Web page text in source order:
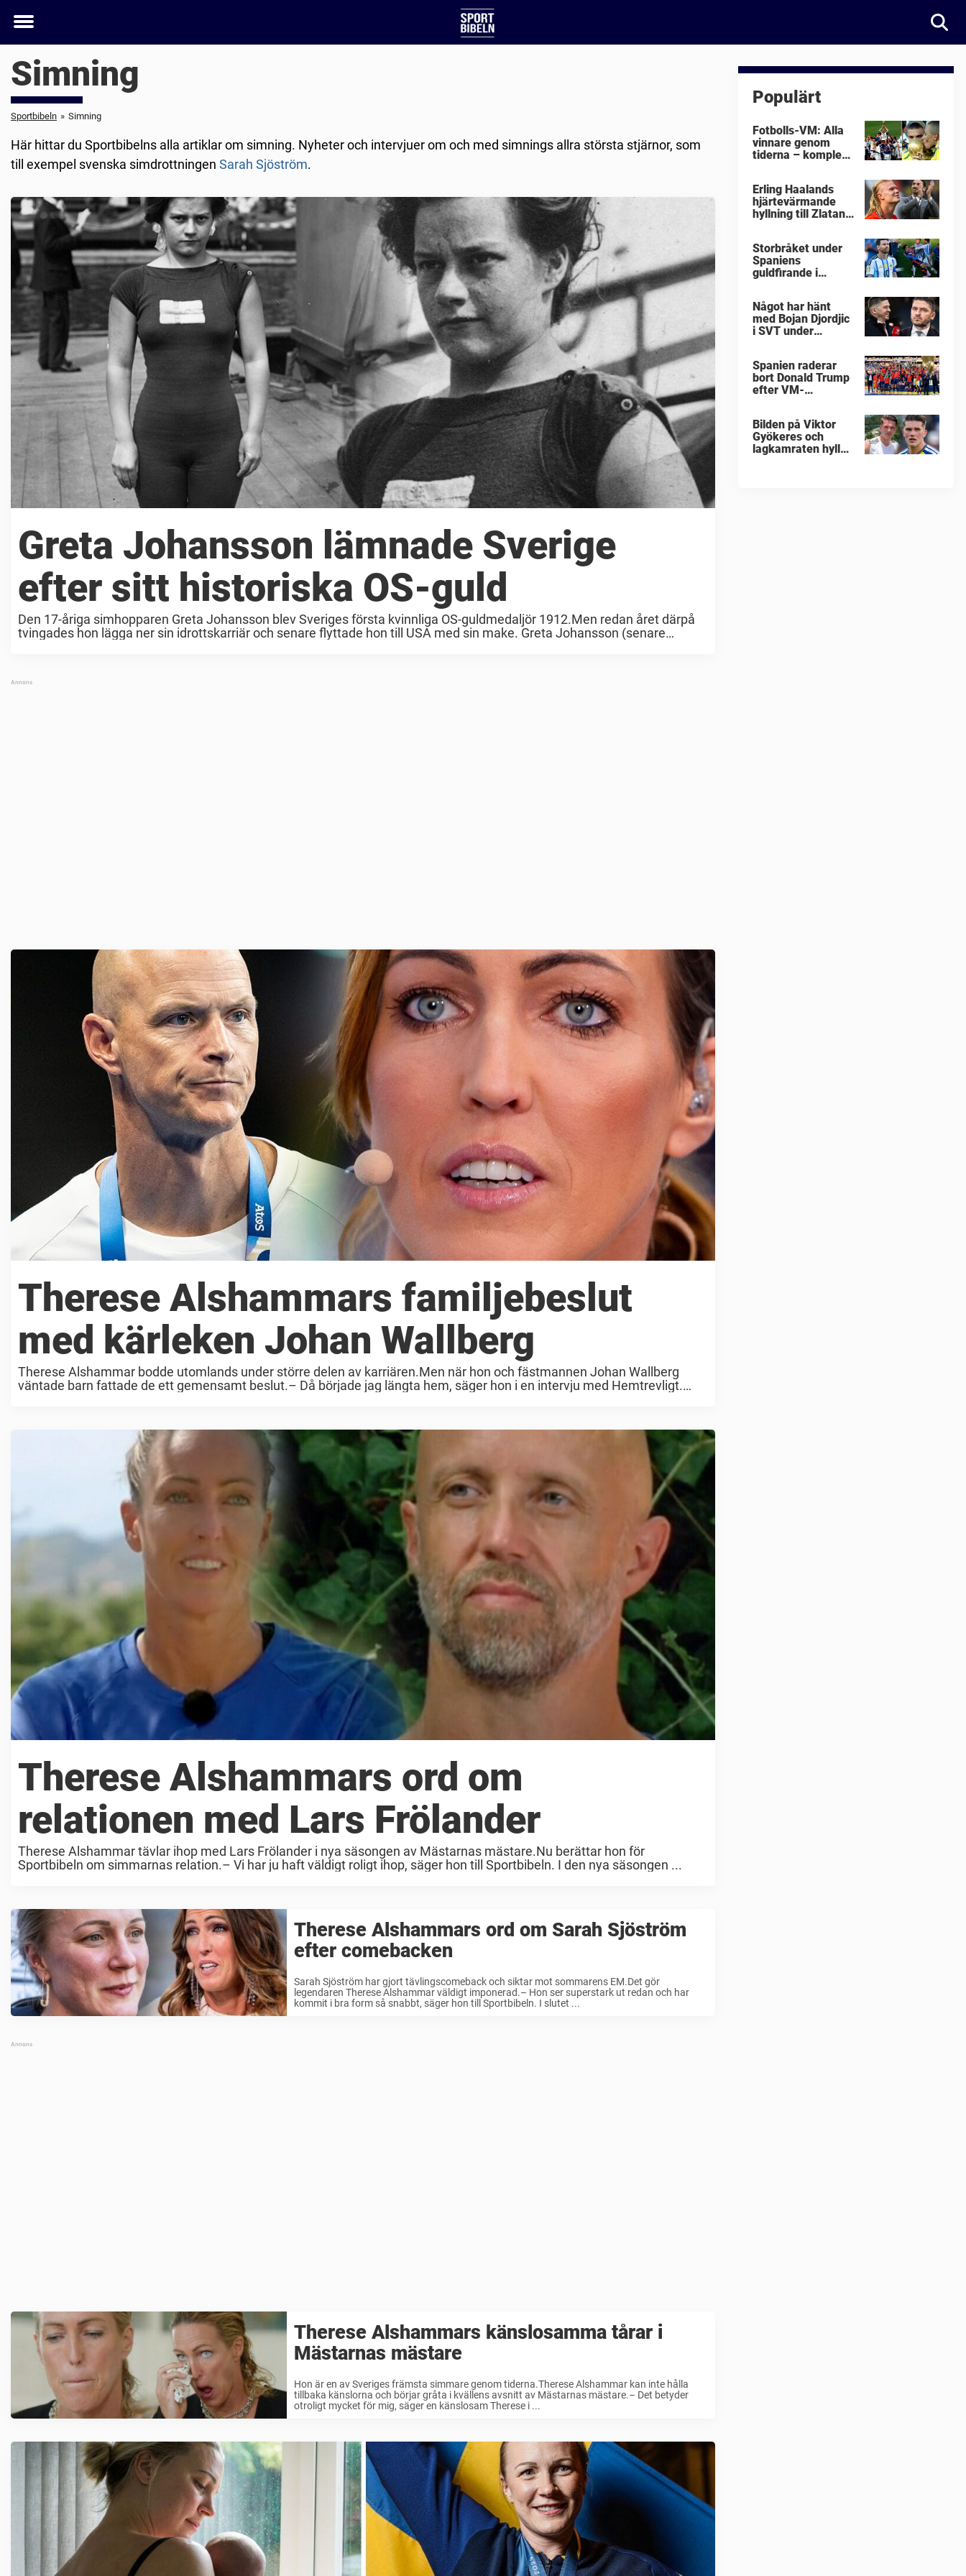
Toggle
Simning
Sportbibeln » Simning
Här hittar du Sportbibelns alla artiklar om simning. Nyheter och intervjuer om och med simnings allra största stjärnor, som
till exempel svenska simdrottningen Sarah Sjöström.
Greta Johansson lämnade Sverige
efter sitt historiska OS-guld
Den 17-åriga simhopparen Greta Johansson blev Sveriges första kvinnliga OS-guldmedaljör 1912.Men redan året därpå
tvingades hon lägga ner sin idrottskarriär och senare flyttade hon till USA med sin make. Greta Johansson (senare
Therese Alshammars familjebeslut
med kärleken Johan Wallberg
Therese Alshammar bodde utomlands under större delen av karriären.Men när hon och fästmannen Johan Wallberg
väntade barn fattade de ett gemensamt beslut.– Då började jag längta hem, säger hon i en intervju med Hemtrevligt.
Therese Alshammars ord om
relationen med Lars Frölander
Therese Alshammar tävlar ihop med Lars Frölander i nya säsongen av Mästarnas mästare.Nu berättar hon för
Sportbibeln om simmarnas relation.– Vi har ju haft väldigt roligt ihop, säger hon till Sportbibeln. I den nya säsongen ...
Therese Alshammars ord om Sarah Sjöström
efter comebacken
Sarah Sjöström har gjort tävlingscomeback och siktar mot sommarens EM.Det gör
legendaren Therese Alshammar väldigt imponerad.– Hon ser superstark ut redan och har
kommit i bra form så snabbt, säger hon till Sportbibeln. I slutet ...
Therese Alshammars känslosamma tårar i
Mästarnas mästare
Hon är en av Sveriges främsta simmare genom tiderna.Therese Alshammar kan inte hålla
tillbaka känslorna och börjar gråta i kvällens avsnitt av Mästarnas mästare.– Det betyder
otroligt mycket för mig, säger en känslosam Therese i ...
Populärt
Fotbolls-VM: Alla
vinnare genom
tiderna – komplett
Erling Haalands
hjärtevärmande
hyllning till Zlatan
Storbråket under
Spaniens
guldfirande i
Något har hänt
med Bojan Djordjic
i SVT under
Spanien raderar
bort Donald Trump
efter VM-
Bilden på Viktor
Gyökeres och
lagkamraten hyllas